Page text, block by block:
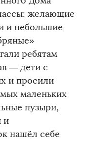
желающие
и небольшие
ребятам
— дети с
и просили
маленьких
пузыри,
и
нашёл себе